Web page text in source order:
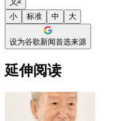
小 标准 中 大
设为谷歌新闻首选来源
延伸阅读